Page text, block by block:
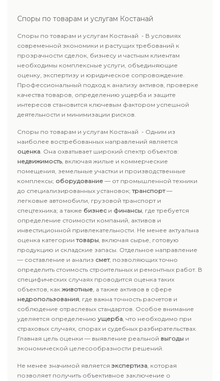
Споры по товарам и услугам Костанай
Споры по товарам и услугам Костанай - В условиях
современной экономики и растущих требований к
прозрачности сделок, бизнесу и частным клиентам
необходимы комплексные услуги, объединяющие
оценку, экспертизу и юридическое сопровождение.
Профессиональный подход к анализу активов, проверке
качества товаров, определению ущерба и защите
интересов становится ключевым фактором успешной
деятельности и минимизации рисков.
Споры по товарам и услугам Костанай - Одним из
наиболее востребованных направлений является
оценка. Она охватывает широкий спектр объектов:
недвижимость, включая жилые и коммерческие
помещения, земельные участки и производственные
комплексы; оборудование — от промышленной техники
до специализированных установок;транспорт—
легковые автомобили, грузовой транспорт и
спецтехника; а также бизнес и финансы, где требуется
определение стоимости компаний, активов и
инвестиционной привлекательности. Не менее актуальна
оценка категориитовары, включая сырье, готовую
продукцию и складские запасы. Отдельное направление
— составление и анализ смет, позволяющих точно
определить стоимость строительных и ремонтных работ. В
специфических случаях проводится оценка таких
объектов, какживотные, а также активов в сфере
недропользования, где важна точность расчетов и
соблюдение отраслевых стандартов. Особое внимание
уделяется определению ущерба, что необходимо при
страховых случаях, спорах и судебных разбирательствах.
Главная цель оценки — выявление реальной выгоды и
экономической целесообразности решений.
Не менее значимой является экспертиза, которая
позволяет получить объективное заключение о